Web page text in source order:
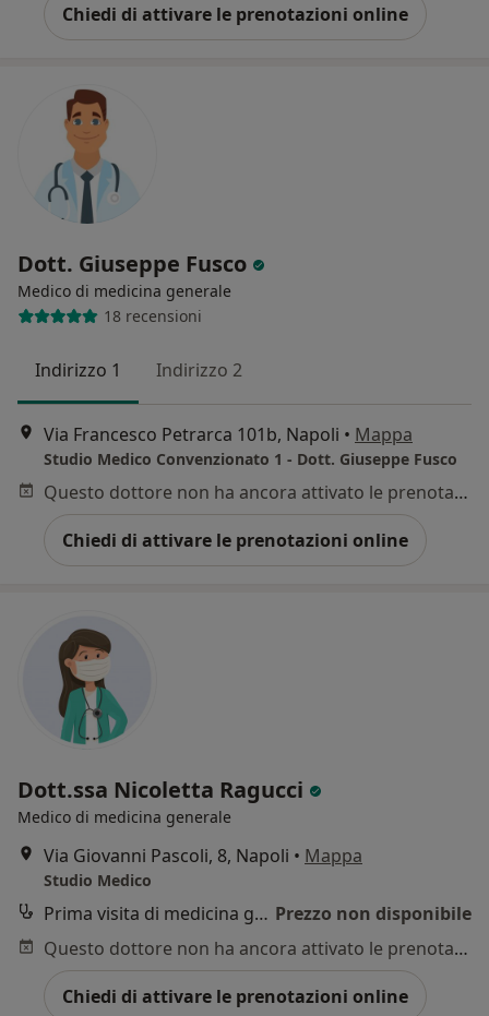
Chiedi di attivare le prenotazioni online
Dott. Giuseppe Fusco
Medico di medicina generale
18 recensioni
Indirizzo 1 Indirizzo 2
Via Francesco Petrarca 101b, Napoli • Mappa
Studio Medico Convenzionato 1 - Dott. Giuseppe Fusco
Questo dottore non ha ancora attivato le prenotazioni online presso questo indirizzo.
Chiedi di attivare le prenotazioni online
Dott.ssa Nicoletta Ragucci
Medico di medicina generale
Via Giovanni Pascoli, 8, Napoli • Mappa
Studio Medico
Prima visita di medicina generale Prezzo non disponibile
Questo dottore non ha ancora attivato le prenotazioni online presso questo indirizzo.
Chiedi di attivare le prenotazioni online